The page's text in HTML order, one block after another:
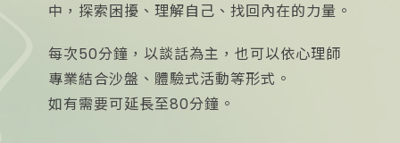
中，探索困擾、理解自己、找回內在的力量。
每次50分鐘，以談話為主，也可以依心理師
專業結合沙盤、體驗式活動等形式。
如有需要可延長至80分鐘。